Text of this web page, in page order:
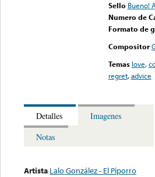
Sello Bueno!
Numero de
Formato de
Compositor
Temas love,
regret,advice
Detalles
Imagenes
Notas
Artista Lalo González - El Piporro